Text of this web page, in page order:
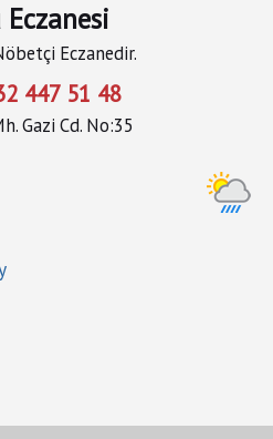
Eczanesi
Eczanedir.
447 51 48
Gazi Cd. No:35